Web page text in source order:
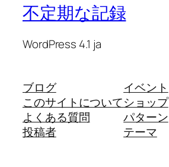
不定期な記録
WordPress 4.1 ja
ブログ
このサイトについて
よくある質問
投稿者
イベント
ショップ
パターン
テーマ